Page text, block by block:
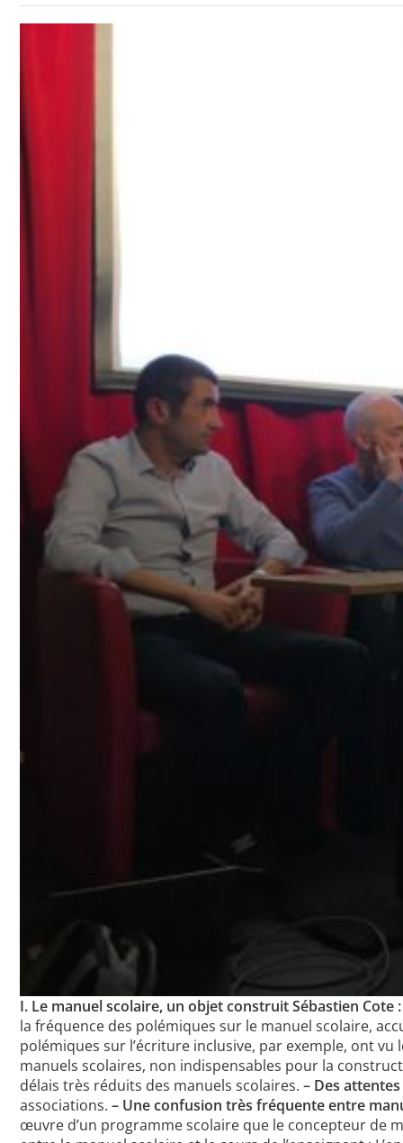
I. Le manuel scolaire, un objet construitSébastien Cote
la fréquence des polémiques sur le manuel scolaire,
polémiques sur l’écriture inclusive, par exemple, ont vu
manuels scolaires, non indispensables pour la
délais très réduits des manuels scolaires.– Des
associations.– Une confusion très fréquente entre
œuvre d’un programme scolaire que le concepteur de